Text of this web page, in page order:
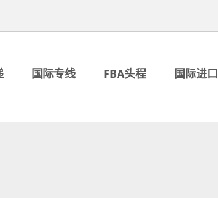
国际专线 FBA头程 国际进口